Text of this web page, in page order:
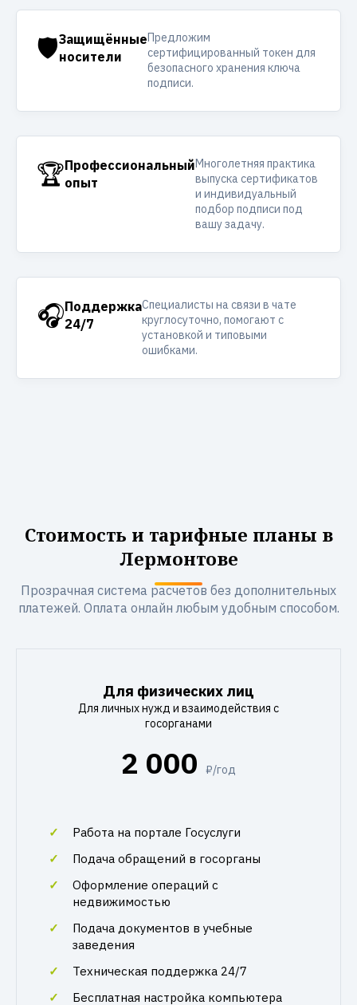
🛡️Защищённые
носители
Предложим
сертифицированный токен для
безопасного хранения ключа
подписи.
🏆Профессиональный
опыт
Многолетняя практика
выпуска сертификатов
и индивидуальный
подбор подписи под
вашу задачу.
🎧Поддержка
24/7
Специалисты на связи в чате
круглосуточно, помогают с
установкой и типовыми
ошибками.
Стоимость и тарифные планы в
Лермонтове
Прозрачная система расчетов без дополнительных
платежей. Оплата онлайн любым удобным способом.
Для физических лиц
Для личных нужд и взаимодействия с
госорганами
2 000 ₽/год
Работа на портале Госуслуги
Подача обращений в госорганы
Оформление операций с
недвижимостью
Подача документов в учебные
заведения
Техническая поддержка 24/7
Бесплатная настройка компьютера